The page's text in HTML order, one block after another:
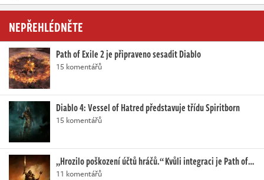
NEPŘEHLÉDNĚTE
Path of Exile 2 je připraveno sesadit Diablo
15 komentářů
Diablo 4: Vessel of Hatred představuje třídu Spiritborn
15 komentářů
„Hrozilo poškození účtů hráčů.“ Kvůli integraci je Path of…
11 komentářů